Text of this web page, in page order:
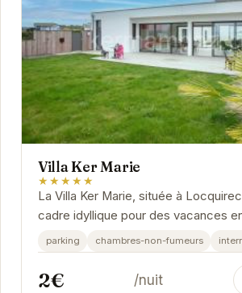
Villa Ker Marie
★★★★★
La Villa Ker Marie, située à
cadre idyllique pour des vacances
Avec une note exceptionnelle de 9/
parking chambres-non-fumeurs
2€ /nuit